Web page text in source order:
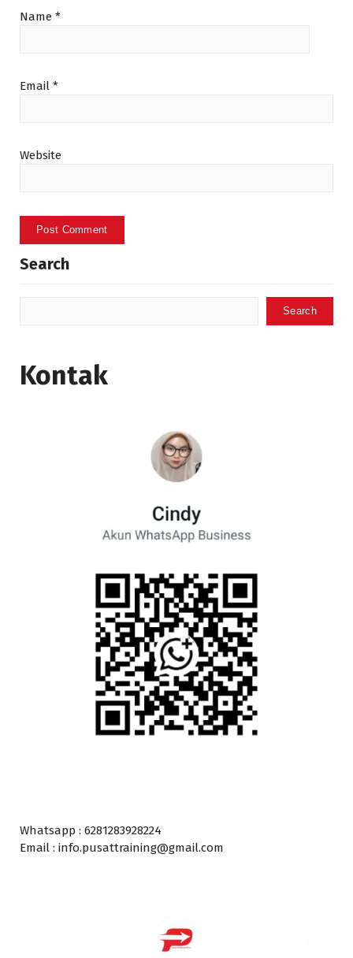
Name *
Email *
Website
Search
Search
Kontak
Whatsapp : 6281283928224
Email : info.pusattraining@gmail.com